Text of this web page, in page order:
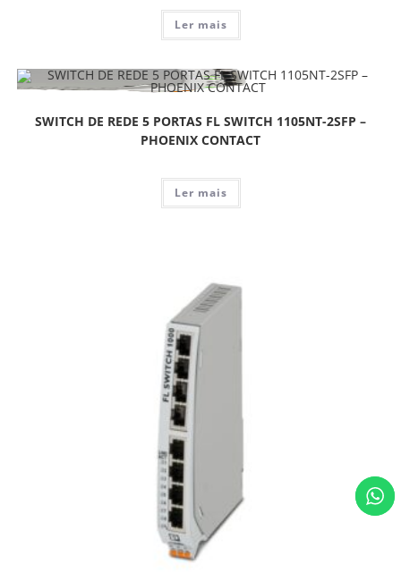
Ler mais
SWITCH DE REDE 5 PORTAS FL SWITCH 1105NT-2SFP –
PHOENIX CONTACT
Ler mais